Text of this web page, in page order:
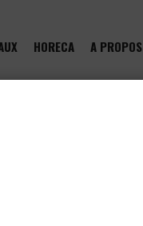
HORECA A PROPOS